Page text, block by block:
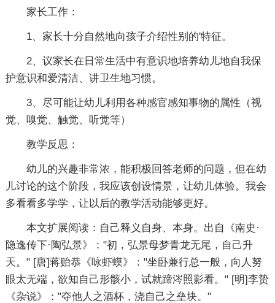
家长工作：
1、家长十分自然地向孩子介绍性别的'特征。
2、议家长在日常生活中有意识地培养幼儿地自我保
护意识和爱清洁、讲卫生地习惯。
3、尽可能让幼儿利用各种感官感知事物的属性（视
觉、嗅觉、触觉、听觉等）
教学反思：
幼儿的兴趣非常浓，能积极回答老师的问题，但在幼
儿讨论的这个阶段，我应该创设情景，让幼儿体验。我会
多看看多学学，让以后的教学活动能够更好。
本文扩展阅读：自己释义自身、本身。出自《南史·
隐逸传下·陶弘景》："初，弘景母梦青龙无尾，自己升
天。" [唐]蒋贻恭《咏虾蟆》："坐卧兼行总一般，向人努
眼太无端，欲知自己形骸小，试就蹄涔照影看。" [明]李贽
《杂说》："夺他人之酒杯，浇自己之垒块。"